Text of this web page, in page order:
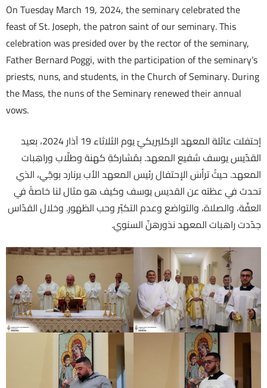
On Tuesday March 19, 2024, the seminary celebrated the
feast of St. Joseph, the patron saint of our seminary. This
celebration was presided over by the rector of the seminary,
Father Bernard Poggi, with the participation of the seminary’s
priests, nuns, and students, in the Church of Seminary. During
the Mass, the nuns of the Seminary renewed their annual
vows.
إحتفلت عائلة المعهد الإكليريكيّ يوم الثلاثاء 19 آذار 2024، بعيد
القدّيس يوسف شفيع المعهد. بمُشاركةِ كهنة وطلّاب وراهِبات
المعهد. حيثُ ترأسَ الإحتفال رئيس المعهد الأب برنارد بوجّي، الذي
تحدث في عظته عن القديس يوسف وكيف هو مثال لنا خاصةً في
العفَّة، والصلاة، والتواضع وعدم التكبّر وحب الظهور. وخلال القدّاس
جدّدت راهبات المعهد نذورهنّ السنوي.